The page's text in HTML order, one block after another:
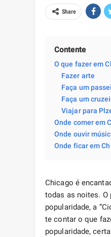
Share
Contente
O que fazer em
Fazer arte
Faça um
Faça um
Viajar para
Onde comer em
Onde ouvir
Onde ficar em
Chicago é
todas as noites. O
popularidade, a
te contar o que
popularidade,